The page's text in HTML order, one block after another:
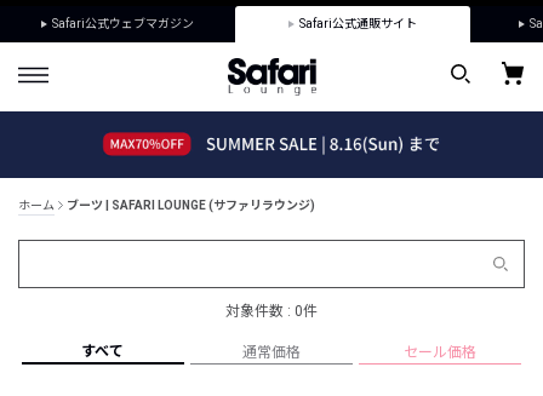
Safari公式ウェブマガジン Safari公式通販サイト
ホーム ブーツ | SAFARI LOUNGE (サファリラウンジ)
対象件数 : 0件
すべて 通常価格 セール価格